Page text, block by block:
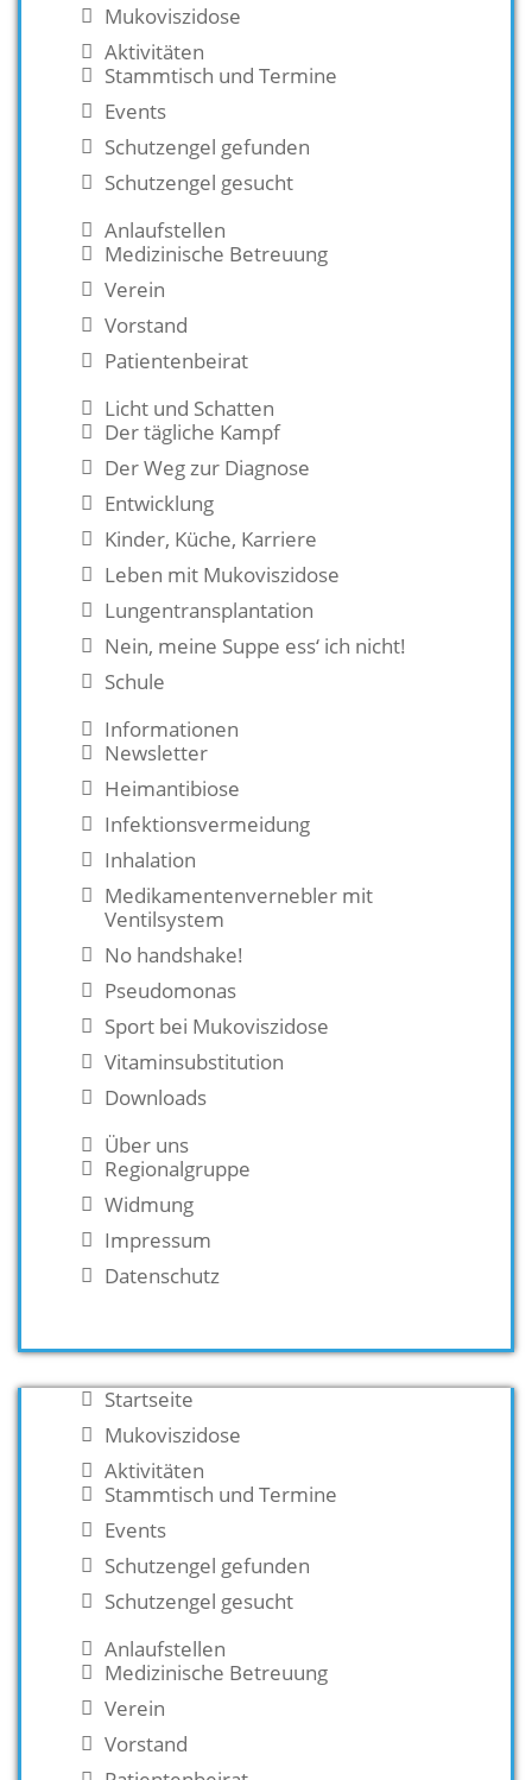
Mukoviszidose
Aktivitäten
Stammtisch und Termine
Events
Schutzengel gefunden
Schutzengel gesucht
Anlaufstellen
Medizinische Betreuung
Verein
Vorstand
Patientenbeirat
Licht und Schatten
Der tägliche Kampf
Der Weg zur Diagnose
Entwicklung
Kinder, Küche, Karriere
Leben mit Mukoviszidose
Lungentransplantation
Nein, meine Suppe ess‘ ich nicht!
Schule
Informationen
Newsletter
Heimantibiose
Infektionsvermeidung
Inhalation
Medikamentenvernebler mit
Ventilsystem
No handshake!
Pseudomonas
Sport bei Mukoviszidose
Vitaminsubstitution
Downloads
Über uns
Regionalgruppe
Widmung
Impressum
Datenschutz
Startseite
Mukoviszidose
Aktivitäten
Stammtisch und Termine
Events
Schutzengel gefunden
Schutzengel gesucht
Anlaufstellen
Medizinische Betreuung
Verein
Vorstand